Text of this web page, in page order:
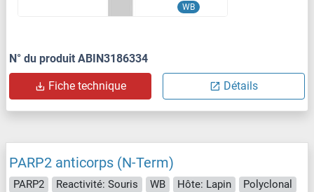
WB
N° du produit ABIN3186334
Fiche technique Détails
PARP2 anticorps (N-Term)
PARP2 Reactivité: Souris WB Hôte: Lapin
Polyclonal